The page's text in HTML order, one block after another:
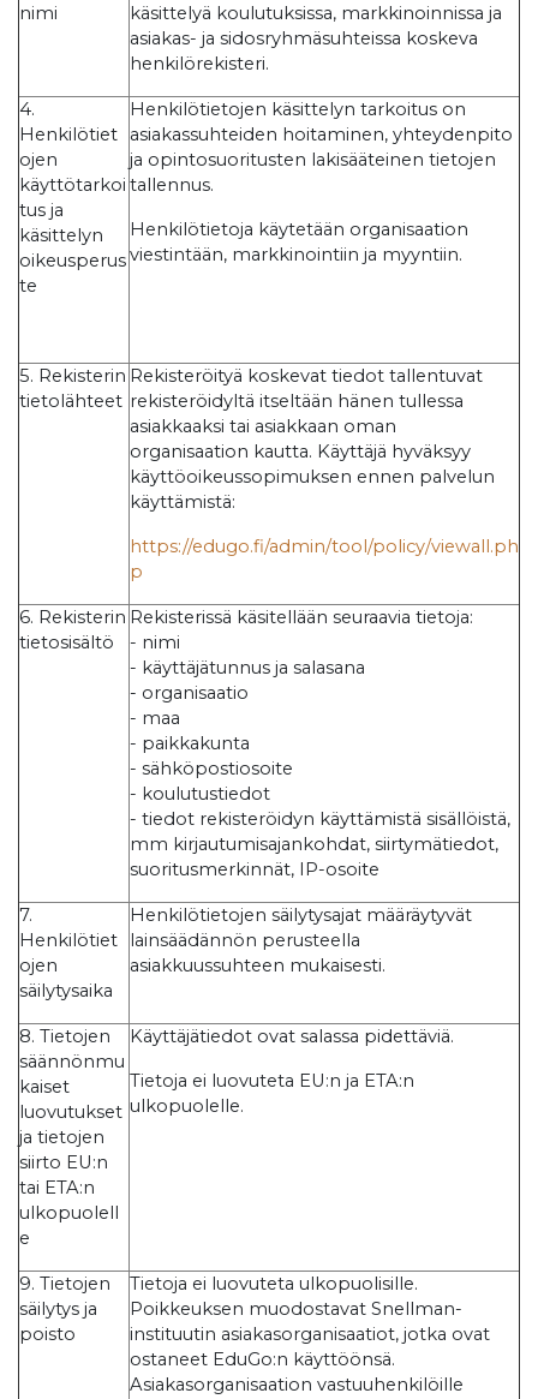
nimi
käsittelyä koulutuksissa, markkinoinnissa ja
asiakas- ja sidosryhmäsuhteissa koskeva
henkilörekisteri.
4.
Henkilötiet
ojen
käyttötarkoi
tus ja
käsittelyn
oikeusperus
te
Henkilötietojen käsittelyn tarkoitus on
asiakassuhteiden hoitaminen, yhteydenpito
ja opintosuoritusten lakisääteinen tietojen
tallennus.
Henkilötietoja käytetään organisaation
viestintään, markkinointiin ja myyntiin.
5. Rekisterin
tietolähteet
Rekisteröityä koskevat tiedot tallentuvat
rekisteröidyltä itseltään hänen tullessa
asiakkaaksi tai asiakkaan oman
organisaation kautta. Käyttäjä hyväksyy
käyttöoikeussopimuksen ennen palvelun
käyttämistä:
https://edugo.fi/admin/tool/policy/viewall.ph
p
6. Rekisterin
tietosisältö
Rekisterissä käsitellään seuraavia tietoja:
- nimi
- käyttäjätunnus ja salasana
- organisaatio
- maa
- paikkakunta
- sähköpostiosoite
- koulutustiedot
- tiedot rekisteröidyn käyttämistä sisällöistä,
mm kirjautumisajankohdat, siirtymätiedot,
suoritusmerkinnät, IP-osoite
7.
Henkilötiet
ojen
säilytysaika
Henkilötietojen säilytysajat määräytyvät
lainsäädännön perusteella
asiakkuussuhteen mukaisesti.
8. Tietojen
säännönmu
kaiset
luovutukset
ja tietojen
siirto EU:n
tai ETA:n
ulkopuolell
e
Käyttäjätiedot ovat salassa pidettäviä.
Tietoja ei luovuteta EU:n ja ETA:n
ulkopuolelle.
9. Tietojen
säilytys ja
poisto
Tietoja ei luovuteta ulkopuolisille.
Poikkeuksen muodostavat Snellman-
instituutin asiakasorganisaatiot, jotka ovat
ostaneet EduGo:n käyttöönsä.
Asiakasorganisaation vastuuhenkilöille